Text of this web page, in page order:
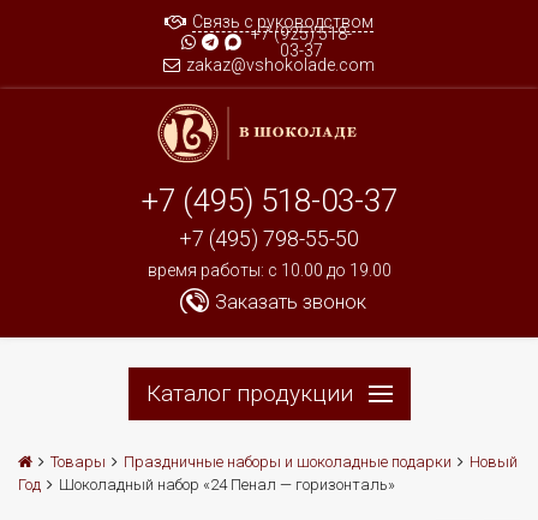
Связь с руководством
+7 (925) 518-
03-37
zakaz@vshokolade.com
+7 (495) 518-03-37
+7 (495) 798-55-50
время работы: c 10.00 до 19.00
Заказать звонок
Каталог продукции
Товары Праздничные наборы и шоколадные подарки
Новый
Год
Шоколадный набор «24 Пенал — горизонталь»